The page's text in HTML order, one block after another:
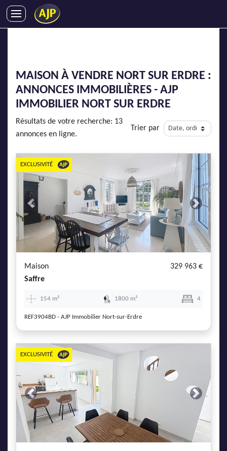
SYNDIC
IMMOBILIER NEUF
ENTREPRISES
DEVENIR FRANCHISÉ
AJP Recrute
AJP Actualités
Service Qualité Clients
MAISON À VENDRE NORT SUR ERDRE :
ANNONCES IMMOBILIÈRES - AJP
IMMOBILIER NORT SUR ERDRE
Résultats de votre recherche: 13
annonces en ligne.
Trier par
Previous Next
EXCLUSIVITÉ
Maison
329 963 €
Saffre
154 m² 1800 m² 4
REF3904BD - AJP Immobilier Nort-sur-Erdre
Previous Next
EXCLUSIVITÉ